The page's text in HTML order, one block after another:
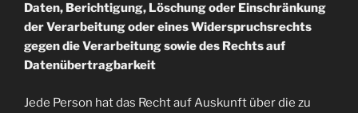
Daten, Berichtigung, Löschung oder Einschränkung
der Verarbeitung oder eines Widerspruchsrechts
gegen die Verarbeitung sowie des Rechts auf
Datenübertragbarkeit
Jede Person hat das Recht auf Auskunft über die zu